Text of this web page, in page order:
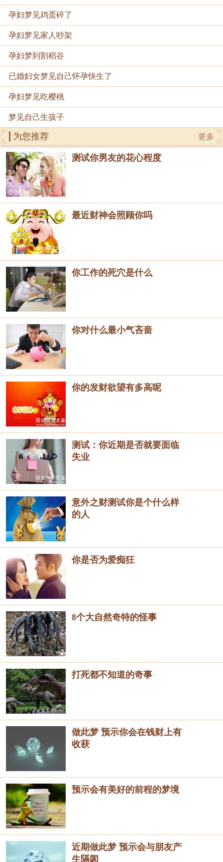
孕妇梦见鸡蛋碎了
孕妇梦见家人吵架
孕妇梦到割稻谷
已婚妇女梦见自己怀孕快生了
孕妇梦见吃樱桃
梦见自己生孩子
更多
为您推荐
测试你男友的花心程度
最近财神会照顾你吗
你工作的死穴是什么
你对什么最小气吝啬
你的发财欲望有多高呢
测试：你近期是否就要面临
失业
意外之财测试你是个什么样
的人
你是否为爱痴狂
8个大自然奇特的怪事
打死都不知道的奇事
做此梦 预示你会在钱财上有
收获
预示会有美好的前程的梦境
近期做此梦 预示会与朋友产
生隔阂